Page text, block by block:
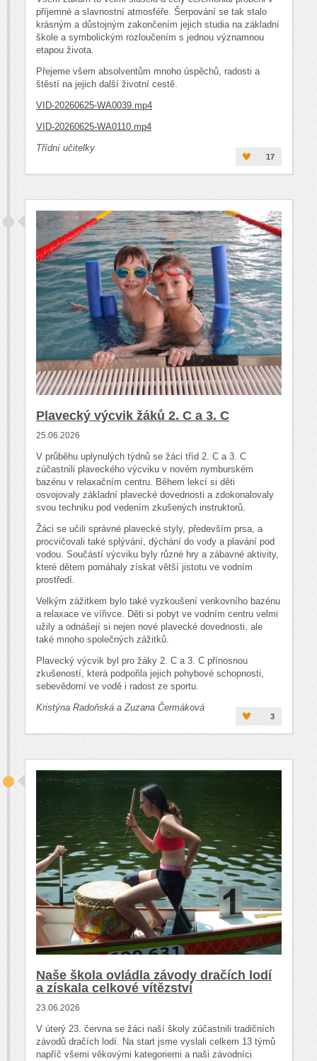
příjemné a slavnostní atmosféře. Šerpování se tak stalo
krásným a důstojným zakončením jejich studia na základní
škole a symbolickým rozloučením s jednou významnou
etapou života.
Přejeme všem absolventům mnoho úspěchů, radosti a
štěstí na jejich další životní cestě.
VID-20260625-WA0039.mp4
VID-20260625-WA0110.mp4
Třídní učitelky
17
Plavecký výcvik žáků 2. C a 3. C
25.06.2026
V průběhu uplynulých týdnů se žáci tříd 2. C a 3. C
zúčastnili plaveckého výcviku v novém nymburském
bazénu v relaxačním centru. Během lekcí si děti
osvojovaly základní plavecké dovednosti a zdokonalovaly
svou techniku pod vedením zkušených instruktorů.
Žáci se učili správné plavecké styly, především prsa, a
procvičovali také splývání, dýchání do vody a plavání pod
vodou. Součástí výcviku byly různé hry a zábavné aktivity,
které dětem pomáhaly získat větší jistotu ve vodním
prostředí.
Velkým zážitkem bylo také vyzkoušení venkovního bazénu
a relaxace ve vířivce. Děti si pobyt ve vodním centru velmi
užily a odnášejí si nejen nové plavecké dovednosti, ale
také mnoho společných zážitků.
Plavecký výcvik byl pro žáky 2. C a 3. C přínosnou
zkušeností, která podpořila jejich pohybové schopnosti,
sebevědomí ve vodě i radost ze sportu.
Kristýna Radoňská a Zuzana Čermáková
3
Naše škola ovládla závody dračích lodí
a získala celkové vítězství
23.06.2026
V úterý 23. června se žáci naší školy zúčastnili tradičních
závodů dračích lodí. Na start jsme vyslali celkem 13 týmů
napříč všemi věkovými kategoriemi a naši závodníci